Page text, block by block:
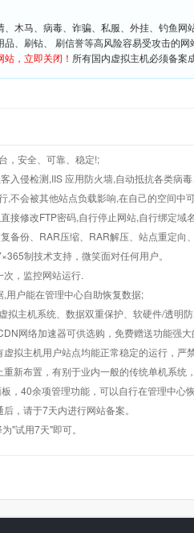
木马、病毒、诈骗、私服、外挂、钓鱼
、刷钻、 刷信誉等高风险容易受攻击的
，立即关闭！ 所有国内虚拟主机必须备案
，安全、可靠、稳定!;
入侵检测,IIS 应用防火墙,自动抵抗各类病
,不会被其他站点负载影响,在自己的空间中
接修改FTP密码,自行停止网站,自行绑定域
备份、RAR压缩、RAR解压、站点重定
制技术支持，微笑面对任何用户。
，监控网站运行.
用户能在管理中心自助恢复数据;
拟主机系统、数据双重保护、软硬件/透明
网络加速器可供选购，免费赠送功能强
拟主机用户站点均能正常稳定的运行，严
新布置，有别于业内一般的传统单机系统
，40余项管理功能，可以自行在管理中心恢
，请于7天内进行网站备案。
"试用7天"即可。